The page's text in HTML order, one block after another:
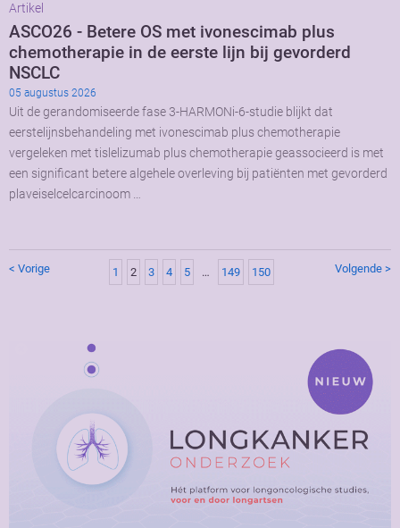
Artikel
ASCO26 - Betere OS met ivonescimab plus
chemotherapie in de eerste lijn bij gevorderd
NSCLC
05 augustus 2026
Uit de gerandomiseerde fase 3-HARMONi-6-studie blijkt dat
eerstelijnsbehandeling met ivonescimab plus chemotherapie
vergeleken met tislelizumab plus chemotherapie geassocieerd is met
een significant betere algehele overleving bij patiënten met gevorderd
plaveiselcelcarcinoom …
< Vorige 1 2 3 4 5 … 149 150 Volgende >